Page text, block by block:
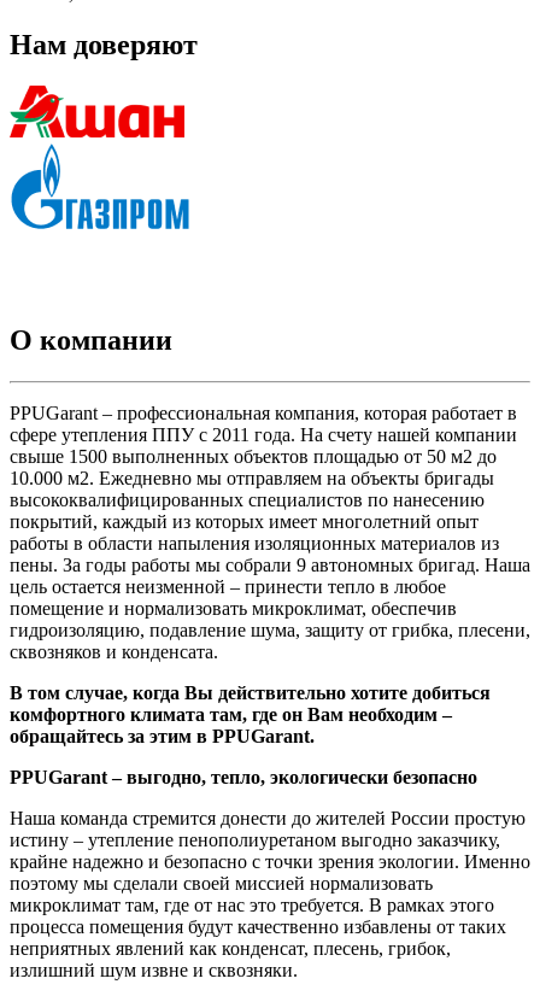
Нам доверяют
О компании
PPUGarant – профессиональная компания, которая работает в
сфере утепления ППУ с 2011 года. На счету нашей компании
свыше 1500 выполненных объектов площадью от 50 м2 до
10.000 м2. Ежедневно мы отправляем на объекты бригады
высококвалифицированных специалистов по нанесению
покрытий, каждый из которых имеет многолетний опыт
работы в области напыления изоляционных материалов из
пены. За годы работы мы собрали 9 автономных бригад. Наша
цель остается неизменной – принести тепло в любое
помещение и нормализовать микроклимат, обеспечив
гидроизоляцию, подавление шума, защиту от грибка, плесени,
сквозняков и конденсата.
В том случае, когда Вы действительно хотите добиться
комфортного климата там, где он Вам необходим –
обращайтесь за этим в PPUGarant.
PPUGarant – выгодно, тепло, экологически безопасно
Наша команда стремится донести до жителей России простую
истину – утепление пенополиуретаном выгодно заказчику,
крайне надежно и безопасно с точки зрения экологии. Именно
поэтому мы сделали своей миссией нормализовать
микроклимат там, где от нас это требуется. В рамках этого
процесса помещения будут качественно избавлены от таких
неприятных явлений как конденсат, плесень, грибок,
излишний шум извне и сквозняки.